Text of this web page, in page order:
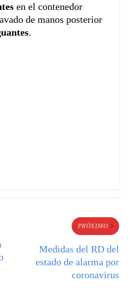
en el contenedor
de manos posterior
.
PRÓXIMO
Medidas del RD del
estado de alarma por
coronavirus